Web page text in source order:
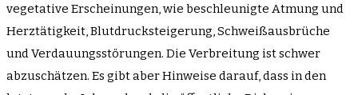
vegetative Erscheinungen, wie beschleunigte Atmung und
Herztätigkeit, Blutdrucksteigerung, Schweißausbrüche
und Verdauungsstörungen. Die Verbreitung ist schwer
abzuschätzen. Es gibt aber Hinweise darauf, dass in den